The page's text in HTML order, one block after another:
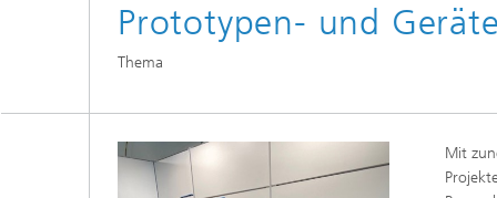
Bio- und Nanotechnologie
Hybride Mikrosysteme
Services
Korrelative Mikroskopie und
abonocare®-Jahreskonferenz – Wir
holen das Beste aus organischen
Reststoffen
Prototypen- und
Thema
Mit